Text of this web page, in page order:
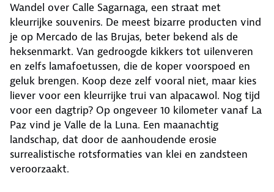
Wandel over Calle Sagarnaga, een straat met
kleurrijke souvenirs. De meest bizarre producten vind
je op Mercado de las Brujas, beter bekend als de
heksenmarkt. Van gedroogde kikkers tot uilenveren
en zelfs lamafoetussen, die de koper voorspoed en
geluk brengen. Koop deze zelf vooral niet, maar kies
liever voor een kleurrijke trui van alpacawol. Nog tijd
voor een dagtrip? Op ongeveer 10 kilometer vanaf La
Paz vind je Valle de la Luna. Een maanachtig
landschap, dat door de aanhoudende erosie
surrealistische rotsformaties van klei en zandsteen
veroorzaakt.